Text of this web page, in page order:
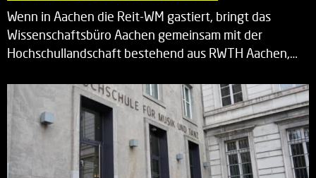
Wenn in Aachen die Reit-WM gastiert, bringt das
Wissenschaftsbüro Aachen gemeinsam mit der
Hochschullandschaft bestehend aus RWTH Aachen,…